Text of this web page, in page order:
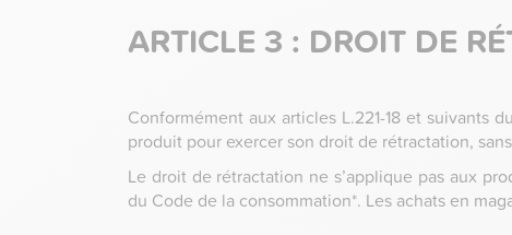
ARTICLE 3 : DROIT DE
Conformément aux articles L.221-18 et suivants
produit pour exercer son droit de rétractation,
Le droit de rétractation ne s’applique pas aux
du Code de la consommation*. Les achats en